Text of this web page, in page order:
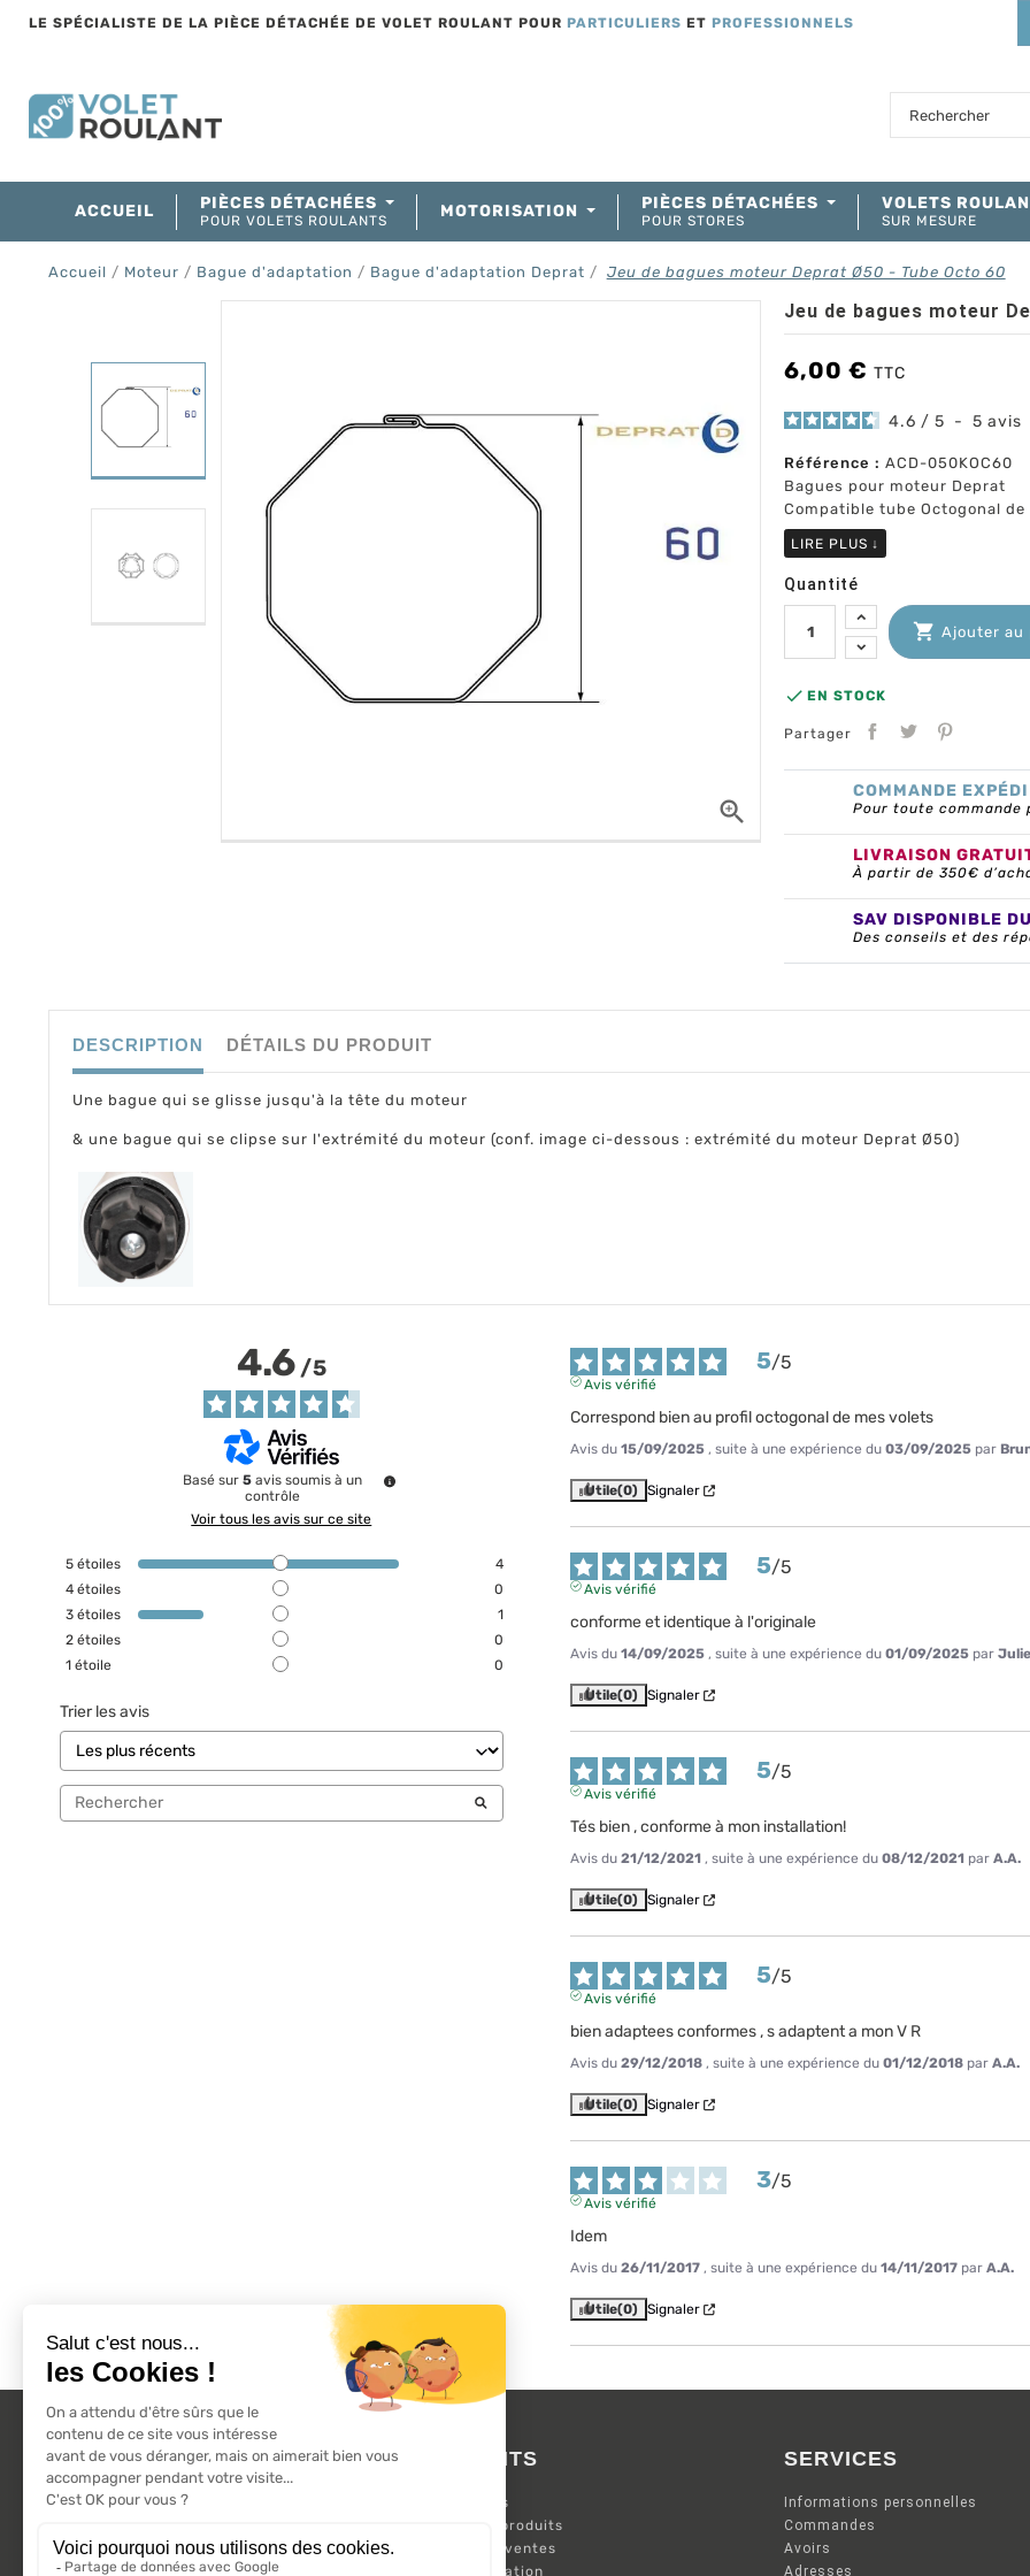
LE SPÉCIALISTE DE LA PIÈCE DÉTACHÉE DE VOLET ROULANT POUR PARTICULIERS ET PROFESSIONNELS
ACCUEIL PIÈCES DÉTACHÉES
POUR VOLETS ROULANTS MOTORISATION PIÈCES DÉTACHÉES
POUR STORES
VOLETS
SUR MESURE
Accueil Moteur Bague d'adaptation Bague d'adaptation Deprat Jeu de bagues moteur Deprat Ø50 - Tube Octo 60

Jeu de bagues moteur
6,00 € TTC
4.6 / 5 - 5 avis
Référence : ACD-050KOC60
Bagues pour moteur Deprat
Compatible tube Octogonal de
LIRE PLUS ↓
Quantité
 Ajouter au
 EN STOCK
Partager
COMMANDE
Pour toute commande
LIVRAISON
À partir de 350€
SAV DISPONIBLE
Des conseils et des
DESCRIPTION DÉTAILS DU PRODUIT
Une bague qui se glisse jusqu'à la tête du moteur
& une bague qui se clipse sur l'extrémité du moteur (conf. image ci-dessous : extrémité du moteur Deprat Ø50)
4.6/5
Basé sur 5 avis soumis à un
contrôle
Voir tous les avis sur ce site
5 étoiles
4
4 étoiles
0
3 étoiles
1
2 étoiles
0
1 étoile 0
Trier les avis
5/5
Avis vérifié
Correspond bien au profil octogonal de mes volets
Avis du 15/09/2025 , suite à une expérience du 03/09/2025 par
Utile(0) Signaler
5/5
Avis vérifié
conforme et identique à l'originale
Avis du 14/09/2025 , suite à une expérience du 01/09/2025 par
Utile(0) Signaler
5/5
Avis vérifié
Tés bien , conforme à mon installation!
Avis du 21/12/2021 , suite à une expérience du 08/12/2021 par A.A.
Utile(0) Signaler
5/5
Avis vérifié
bien adaptees conformes , s adaptent a mon V R
Avis du 29/12/2018 , suite à une expérience du 01/12/2018 par A.A.
Utile(0) Signaler
3/5
Avis vérifié
Idem
Avis du 26/11/2017 , suite à une expérience du 14/11/2017 par A.A.
Utile(0) Signaler
L'ACTU 100%
VOLET ROULANT
Suivez-nous sur les réseaux sociaux.
PRODUITS
Promotions
Nouveaux produits
Meilleures ventes
Kit Motorisation
SERVICES
Informations personnelles
Commandes
Avoirs
Adresses